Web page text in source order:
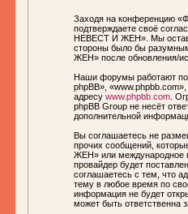
Заходя на конференцию
подтверждаете своё
НЕВЕСТ И ЖЕН». Мы
стороны было бы
ЖЕН» после обновления/
Наши форумы работают
phpBB»,
адресу www.phpbb.com .
phpBB Group не несёт
дополнительной
Вы соглашаетесь не
прочих сообщений,
ЖЕН» или международное
провайдер будет
соглашаетесь с тем, что
тему в любое время по
информация не будет
может быть ответственна